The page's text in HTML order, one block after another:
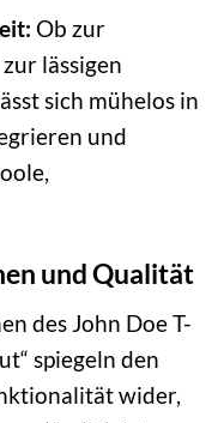
Ob zur
lässigen
sich mühelos in
und
und Qualität
des John Doe T-
spiegeln den
wider,